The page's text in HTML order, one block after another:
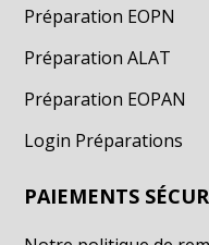
Préparation EOPN
Préparation ALAT
Préparation EOPAN
Login Préparations
PAIEMENTS